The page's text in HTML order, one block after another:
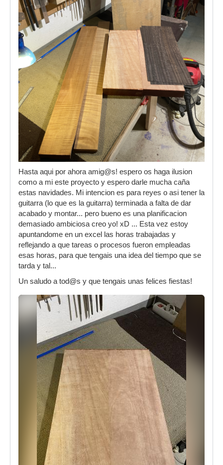
Hasta aqui por ahora amig@s! espero os haga ilusion
como a mi este proyecto y espero darle mucha caña
estas navidades. Mi intencion es para reyes o asi tener la
guitarra (lo que es la guitarra) terminada a falta de dar
acabado y montar... pero bueno es una planificacion
demasiado ambiciosa creo yo! xD ... Esta vez estoy
apuntandome en un excel las horas trabajadas y
reflejando a que tareas o procesos fueron empleadas
esas horas, para que tengais una idea del tiempo que se
tarda y tal...
Un saludo a tod@s y que tengais unas felices fiestas!